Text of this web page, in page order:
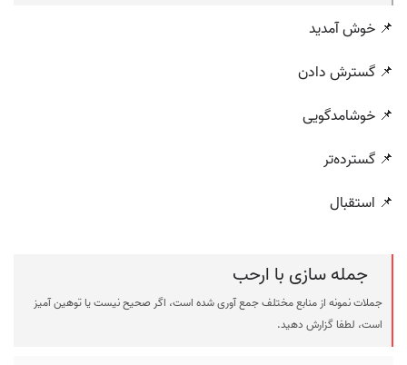
📌 خوش آمدید
📌 گسترش دادن
📌 خوشامدگویی
📌 گسترده‌تر
📌 استقبال
جمله سازی با ارحب
جملات نمونه از منابع مختلف جمع آوری شده است، اگر صحیح نیست یا توهین آمیز
است، لطفا گزارش دهید.